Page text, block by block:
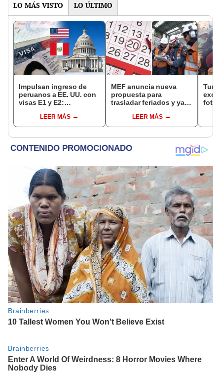
LO MÁS VISTO LO ÚLTIMO
Impulsan ingreso de
peruanos a EE. UU. con
visas E1 y E2:
pymes serían los más
beneficiados
LEER MÁS
MEF anuncia nueva
propuesta para
trasladar feriados y ya
“Lunes es mejor día”
LEER MÁS